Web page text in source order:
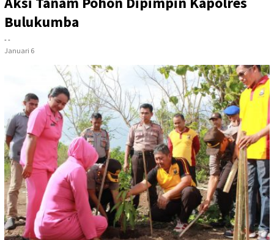
Bulukumba
- -
Januari 6